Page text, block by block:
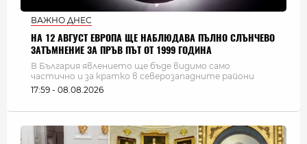
ВАЖНО ДНЕС
НА 12 АВГУСТ ЕВРОПА ЩЕ НАБЛЮДАВА ПЪЛНО СЛЪНЧЕВО
ЗАТЪМНЕНИЕ ЗА ПРЪВ ПЪТ ОТ 1999 ГОДИНА
В България явлението ще бъде видимо само
частично и за кратко в северозападните райони
17:59 - 08.08.2026